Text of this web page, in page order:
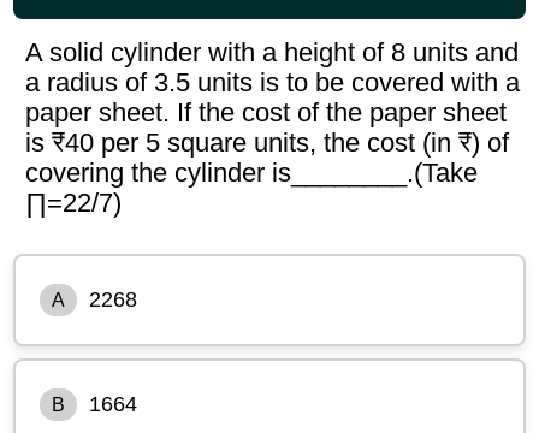
A solid cylinder with a height of 8 units and
a radius of 3.5 units is to be covered with a
paper sheet. If the cost of the paper sheet
is ₹40 per 5 square units, the cost (in ₹) of
covering the cylinder is________.(Take
∏=22/7)
A 2268
B 1664